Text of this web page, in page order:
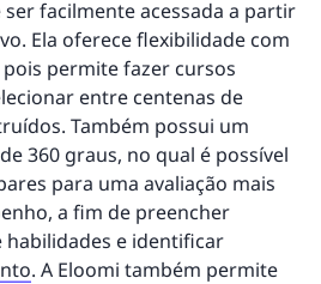
facilmente acessada a partir
Ela oferece flexibilidade com
permite fazer cursos
entre centenas de
Também possui um
360 graus, no qual é possível
para uma avaliação mais
a fim de preencher
habilidades e identificar
. A Eloomi também permite